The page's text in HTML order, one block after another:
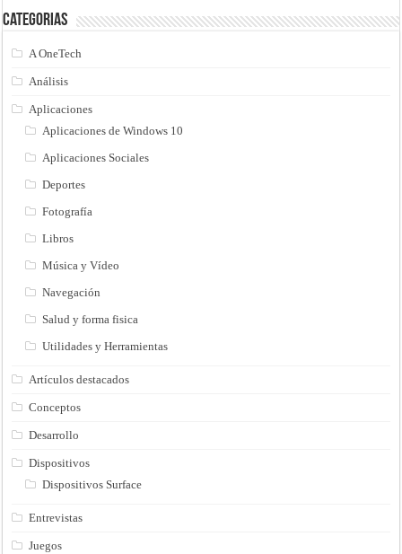
Categorias
A OneTech
Análisis
Aplicaciones
Aplicaciones de Windows 10
Aplicaciones Sociales
Deportes
Fotografía
Libros
Música y Vídeo
Navegación
Salud y forma fisica
Utilidades y Herramientas
Artículos destacados
Conceptos
Desarrollo
Dispositivos
Dispositivos Surface
Entrevistas
Juegos